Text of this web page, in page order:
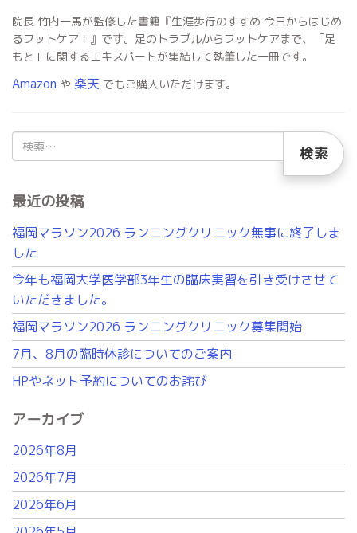
院長 竹内一馬が監修した書籍『生涯歩行のすすめ 今日からはじめ
るフットケア！』です。足のトラブルからフットケアまで、「足
もと」に関するエキスパートが集結して執筆した一冊です。
Amazon や 楽天 でもご購入いただけます。
索:
最近の投稿
福岡マラソン2026 ランニングクリニック無事に終了しま
した
今年も福岡大学医学部3年生の臨床実習を引き受けさせて
いただきました。
福岡マラソン2026 ランニングクリニック募集開始
7月、8月の臨時休診についてのご案内
HPやネット予約についてのお詫び
アーカイブ
2026年8月
2026年7月
2026年6月